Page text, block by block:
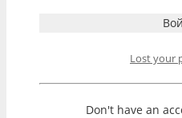
сопровождение на всех
регистрации личного
настройки, плюс
Lost your
Don't have an